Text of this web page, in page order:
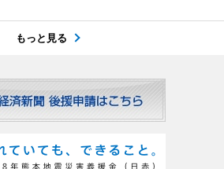
もっと見る